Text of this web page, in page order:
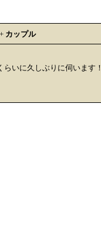
カップル
らいに久しぶりに伺います！